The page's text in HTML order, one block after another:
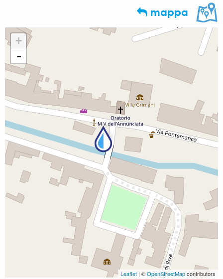
mappa
+
-
Leaflet | ©OpenStreetMapcontributors